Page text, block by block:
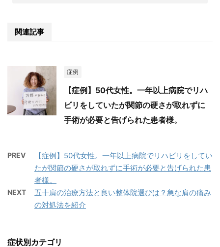
関連記事
症例
【症例】50代女性。一年以上病院でリハ
ビリをしていたが関節の硬さが取れずに
手術が必要と告げられた患者様。
PREV
【症例】50代女性。一年以上病院でリハビリをしてい
たが関節の硬さが取れずに手術が必要と告げられた患
者様。
NEXT
五十肩の治療方法と良い整体院選びは？急な肩の痛み
の対処法を紹介
症状別カテゴリ